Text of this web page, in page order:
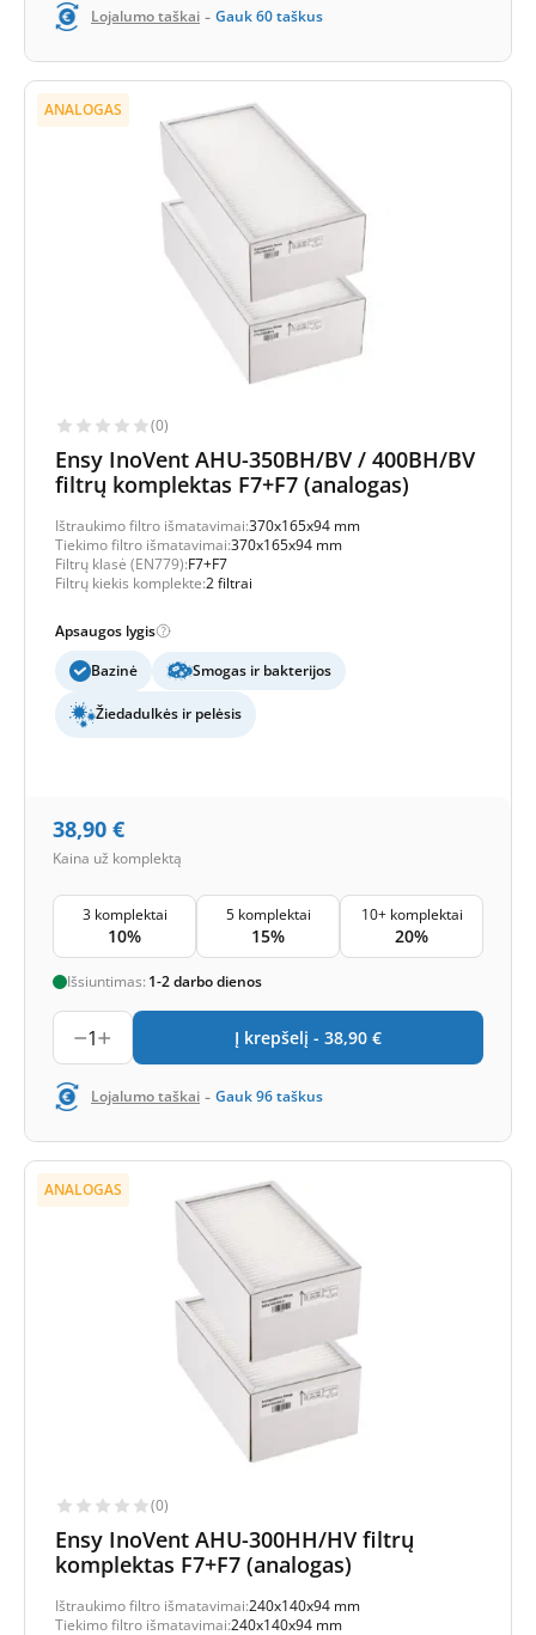
Lojalumo taškai - Gauk60taškus
ANALOGAS
(0)
Ensy InoVent AHU-350BH/BV / 400BH/BV
filtrų komplektas F7+F7 (analogas)
Ištraukimo filtro išmatavimai:370x165x94 mm
Tiekimo filtro išmatavimai:370x165x94 mm
Filtrų klasė (EN779):F7+F7
Filtrų kiekis komplekte:2 filtrai
Apsaugos lygis
Bazinė
Smogas ir bakterijos
Žiedadulkės ir pelėsis
38,90 €
Kaina už komplektą
3 komplektai
10%
5 komplektai
15%
10+ komplektai
20%
Išsiuntimas: 1-2 darbo dienos
1 Į krepšelį - 38,90 €
Lojalumo taškai - Gauk96taškus
ANALOGAS
(0)
Ensy InoVent AHU-300HH/HV filtrų
komplektas F7+F7 (analogas)
Ištraukimo filtro išmatavimai:240x140x94 mm
Tiekimo filtro išmatavimai:240x140x94 mm